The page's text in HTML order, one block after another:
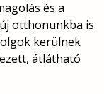
és a
otthonunkba is
kerülnek
átlátható